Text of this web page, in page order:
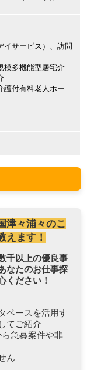
イサービス）、訪問
模多機能型居宅介
護付有料老人ホー
津々浦々のこ
えます！
千以上の優良事
なたのお仕事探
ください！
ベースを活用す
てご紹介
急募案件や非
ん